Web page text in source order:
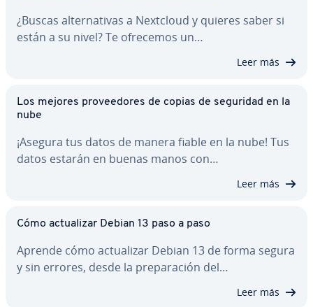
¿Buscas al­te­r­na­ti­vas a Nextcloud y quieres saber si
están a su nivel? Te ofrecemos un…
Leer más
Los mejores pro­vee­do­res de copias de seguridad en la
nube
¡Asegura tus datos de manera fiable en la nube! Tus
datos estarán en buenas manos con…
Leer más
Cómo ac­tua­li­zar Debian 13 paso a paso
Aprende cómo ac­tua­li­zar Debian 13 de forma segura
y sin errores, desde la pre­pa­ra­ción del…
Leer más